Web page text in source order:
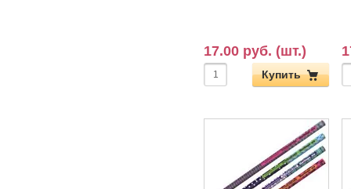
17.00 руб. (шт.)
Купить